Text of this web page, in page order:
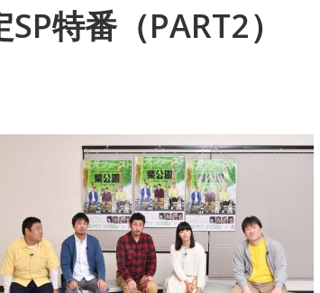
特番（PART2）